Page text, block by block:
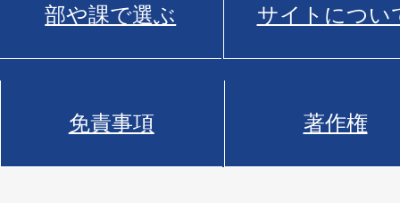
部や課で選ぶ サイトについ
免責事項 著作権